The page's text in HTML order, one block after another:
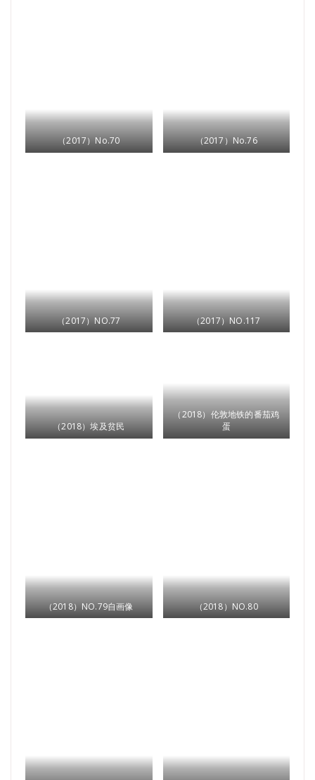
（2017）No.70 （2017）No.76
（2017）NO.77 （2017）NO.117
（2018）埃及贫民
（2018）伦敦地铁的番茄鸡
蛋
（2018）NO.79自画像 （2018）NO.80